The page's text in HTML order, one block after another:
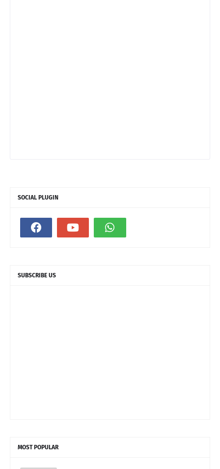
SOCIAL PLUGIN
SUBSCRIBE US
MOST POPULAR